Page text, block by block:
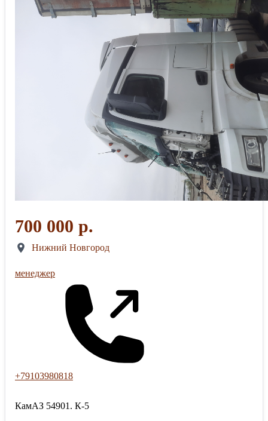
700 000 р.
Нижний Новгород
менеджер
+79103980818
КамАЗ 54901. К-5